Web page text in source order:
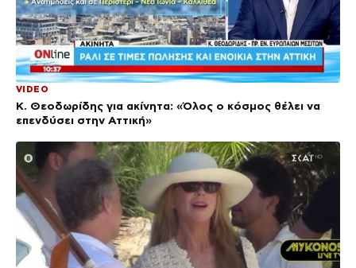
VIDEO
Κ. Θεοδωρίδης για ακίνητα: «Όλος ο κόσμος θέλει να
επενδύσει στην Αττική»